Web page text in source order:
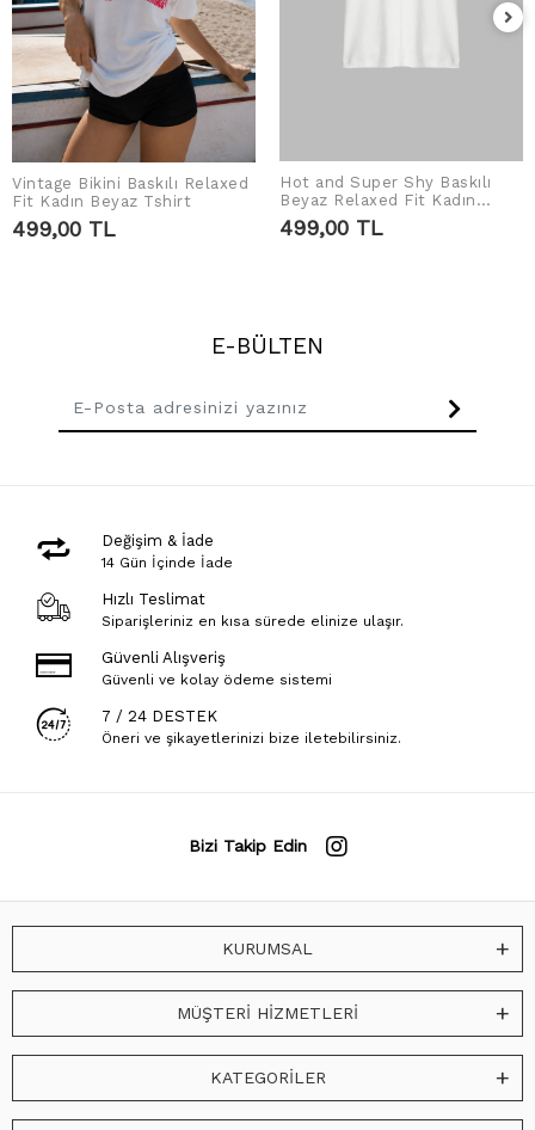
SEPETE EKLE
Vintage Bikini Baskılı Relaxed
Fit Kadın Beyaz Tshirt
499,00 TL
SEPETE EKLE
Hot and Super Shy Baskılı
Beyaz Relaxed Fit Kadın
Tshirt
499,00 TL
E-BÜLTEN
Değişim & İade
14 Gün İçinde İade
Hızlı Teslimat
Siparişleriniz en kısa sürede elinize ulaşır.
Güvenli Alışveriş
Güvenli ve kolay ödeme sistemi
7 / 24 DESTEK
Öneri ve şikayetlerinizi bize iletebilirsiniz.
Bizi Takip Edin
KURUMSAL
MÜŞTERİ HİZMETLERİ
KATEGORİLER